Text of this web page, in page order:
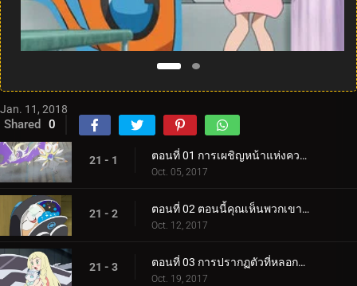
Jan. 11, 2018
Shared 0
21 - 1 ตอนที่ 01 การเผชิญหน้าแห่งความฝัน!
Oct. 05, 2017
21 - 2 ตอนที่ 02 ตอนนี้คุณเห็นพวกเขาแล้ว ตอนนี้คุณไม่เห็น!
Oct. 12, 2017
21 - 3 ตอนที่ 03 การปรากฏตัวที่หลอกลวง!
Oct. 19, 2017